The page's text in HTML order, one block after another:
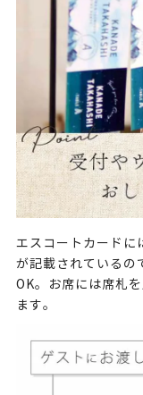
エスコートカードに
が記載されているの
OK。お席には席札
ます。